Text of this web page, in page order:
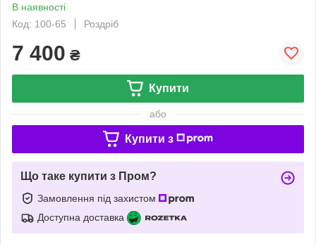
В наявності
Код: 100-65
Роздріб
7 400 ₴
Купити
або
Купити з
Що таке купити з Пром?
Замовлення під захистом
Доступна доставка